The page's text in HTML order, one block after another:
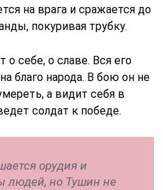
на врага и сражается до
покуривая трубку.
о себе, о славе. Вся его
благо народа. В бою он не
а видит себя в
солдат к победе.
орудия и
людей, но Тушин не